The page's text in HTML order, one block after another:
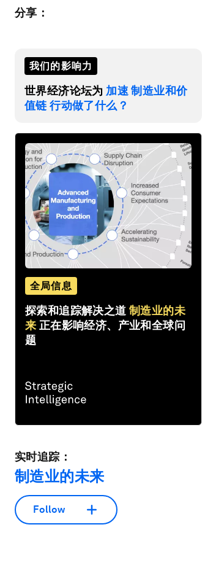
分享：
我们的影响力
世界经济论坛为 加速 制造业和价
值链 行动做了什么？
全局信息
探索和追踪解决之道 制造业的未
来 正在影响经济、产业和全球问
题
实时追踪：
制造业的未来
Follow